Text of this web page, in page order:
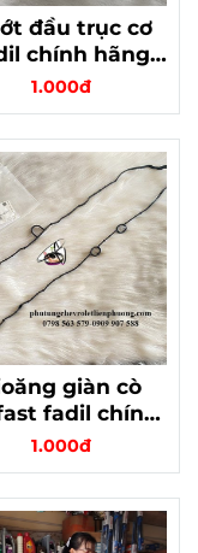
đầu trục cơ
chính hãng
mã 12661527
1.000đ
giàn cò
fadil chính
gm 12649041
1.000đ